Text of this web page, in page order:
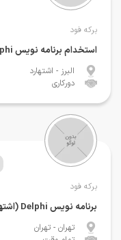
برکه فود
استخدام برنامه نویس Delphi (اشتهارد-دورکاری)
البرز - اشتهارد
دورکاری
برکه فود
برنامه نویس Delphi (اشتهارد-دورکاری)
تهران - تهران